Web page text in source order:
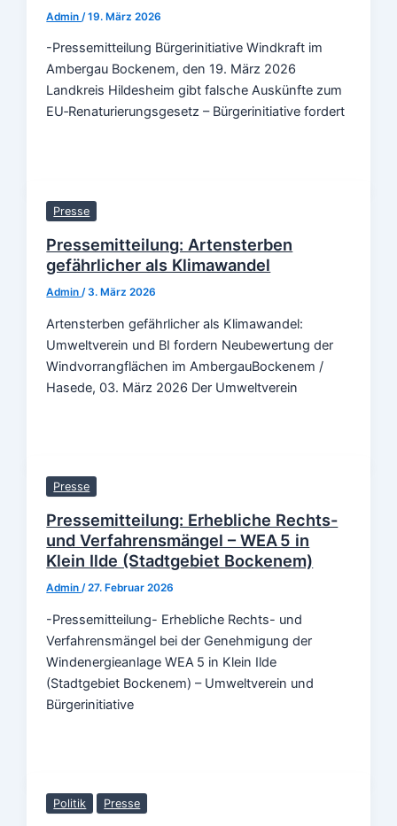
Admin/19. März 2026
-Pressemitteilung Bürgerinitiative Windkraft im
Ambergau Bockenem, den 19. März 2026
Landkreis Hildesheim gibt falsche Auskünfte zum
EU‑Renaturierungsgesetz – Bürgerinitiative fordert
Presse
Pressemitteilung: Artensterben
gefährlicher als Klimawandel
Admin/3. März 2026
Artensterben gefährlicher als Klimawandel:
Umweltverein und BI fordern Neubewertung der
Windvorrangflächen im AmbergauBockenem /
Hasede, 03. März 2026 Der Umweltverein
Presse
Pressemitteilung: Erhebliche Rechts-
und Verfahrensmängel – WEA 5 in
Klein Ilde (Stadtgebiet Bockenem)
Admin/27. Februar 2026
-Pressemitteilung- Erhebliche Rechts- und
Verfahrensmängel bei der Genehmigung der
Windenergieanlage WEA 5 in Klein Ilde
(Stadtgebiet Bockenem) – Umweltverein und
Bürgerinitiative
Politik Presse